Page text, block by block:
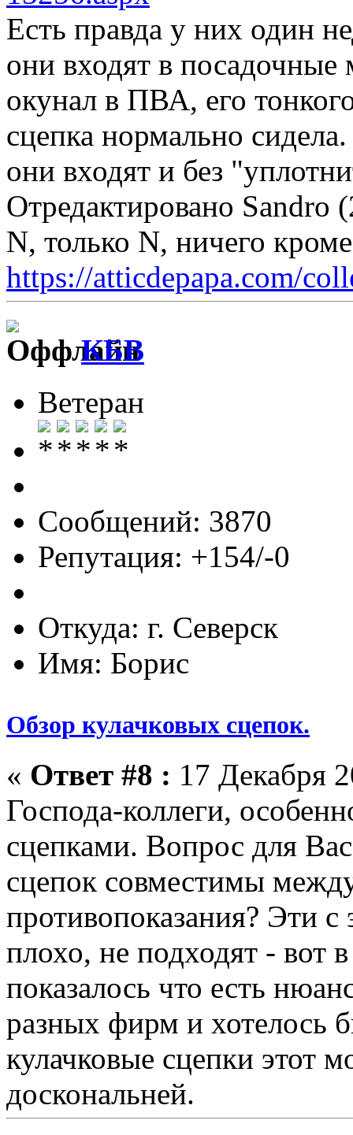
Есть правда у них один
они входят в посадочные
окунал в ПВА, его
сцепка нормально
они входят и без
Отредактировано Sandro
N, только N, ничего
https://atticdepapa.com/
КБВ
Ветеран
Сообщений: 3870
Репутация: +154/-0
Откуда: г. Северск
Имя: Борис
Обзор кулачковых сцепок.
« Ответ #8 : 17 Декабря
Господа-коллеги,
сцепками. Вопрос для
сцепок совместимы
противопоказания? Эти
плохо, не подходят - вот
показалось что есть
разных фирм и хотелось
кулачковые сцепки этот
доскональней.